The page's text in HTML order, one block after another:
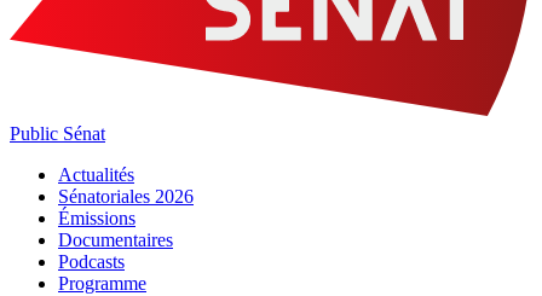
Public Sénat
Actualités
Sénatoriales 2026
Émissions
Documentaires
Podcasts
Programme